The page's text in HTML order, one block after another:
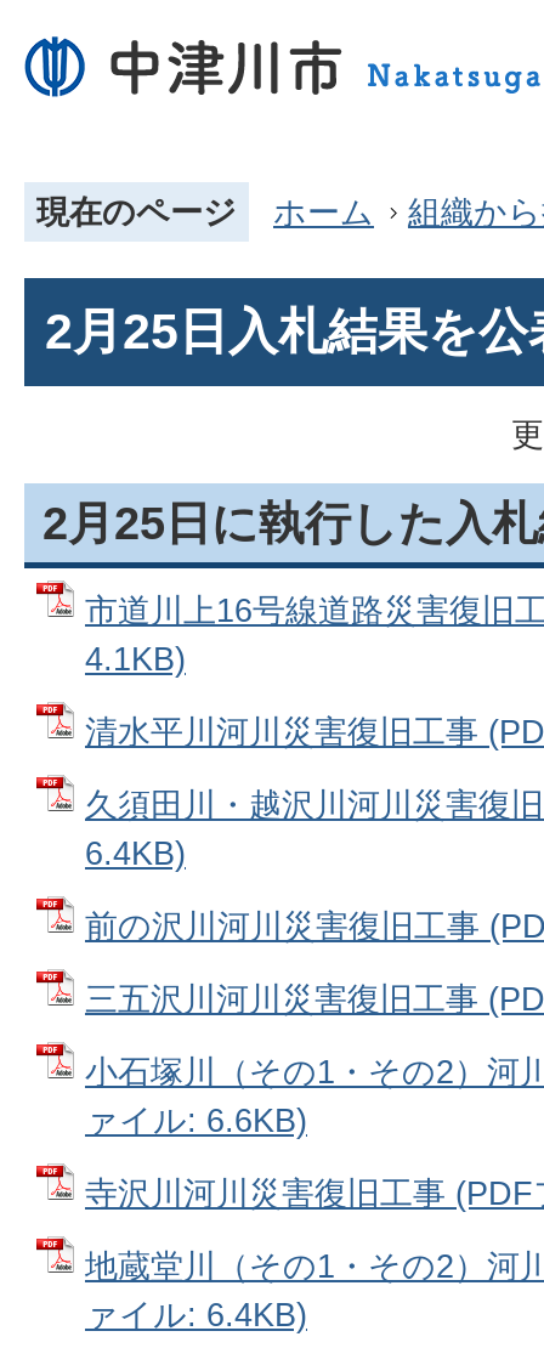
現在のページ ホーム 組織か
2月25日入札結果を
2月25日に執行した入
市道川上16号線道路災害復旧
4.1KB)
清水平川河川災害復旧工事
久須田川・越沢川河川災害復
6.4KB)
前の沢川河川災害復旧工事
三五沢川河川災害復旧工事
小石塚川（その1・その2）河
ァイル: 6.6KB)
寺沢川河川災害復旧工事
地蔵堂川（その1・その2）河
ァイル: 6.4KB)